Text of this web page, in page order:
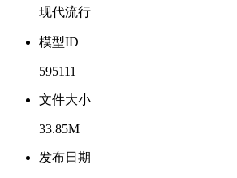
现代流行
模型ID
595111
文件大小
33.85M
发布日期